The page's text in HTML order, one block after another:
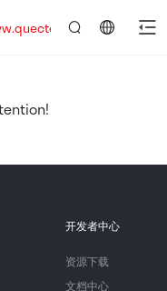
开发者中心
资源下载
文档中心